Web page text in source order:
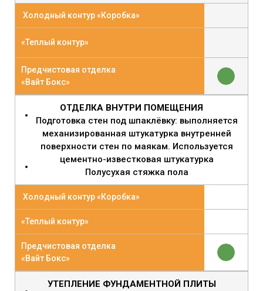
Холодный контур «Коробка»
«Теплый контур»
Предчистовая отделка
«Вайт Бокс»
ОТДЕЛКА ВНУТРИ ПОМЕЩЕНИЯ
Подготовка стен под шпаклёвку: выполняется
механизированная штукатурка внутренней
поверхности стен по маякам. Используется
цементно-известковая штукатурка
Полусухая стяжка пола
Холодный контур «Коробка»
«Теплый контур»
Предчистовая отделка
«Вайт Бокс»
УТЕПЛЕНИЕ ФУНДАМЕНТНОЙ ПЛИТЫ